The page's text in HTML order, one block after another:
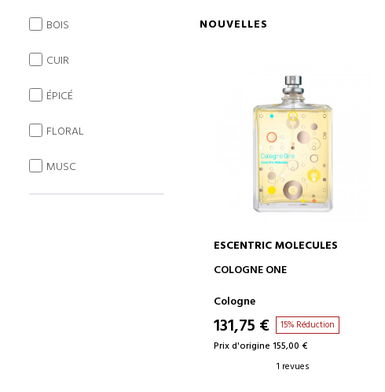
NOUVELLES
AJOUTER AU PANIER
ESCENTRIC MOLECULES
COLOGNE ONE
Cologne
131,75 € 15% Réduction
Prix d'origine 155,00 €
1 revues
BOIS
CUIR
ÉPICÉ
FLORAL
MUSC